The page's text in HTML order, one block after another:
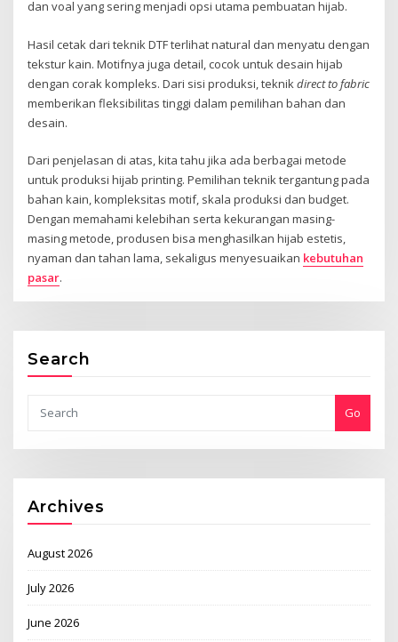
dan voal yang sering menjadi opsi utama pembuatan hijab.
Hasil cetak dari teknik DTF terlihat natural dan menyatu dengan
tekstur kain. Motifnya juga detail, cocok untuk desain hijab
dengan corak kompleks. Dari sisi produksi, teknikdirect to fabric
memberikan fleksibilitas tinggi dalam pemilihan bahan dan
desain.
Dari penjelasan di atas, kita tahu jika ada berbagai metode
untuk produksi hijab printing. Pemilihan teknik tergantung pada
bahan kain, kompleksitas motif, skala produksi dan budget.
Dengan memahami kelebihan serta kekurangan masing-
masing metode, produsen bisa menghasilkan hijab estetis,
nyaman dan tahan lama, sekaligus menyesuaikan kebutuhan
pasar.
Search
Go
Archives
August 2026
July 2026
June 2026